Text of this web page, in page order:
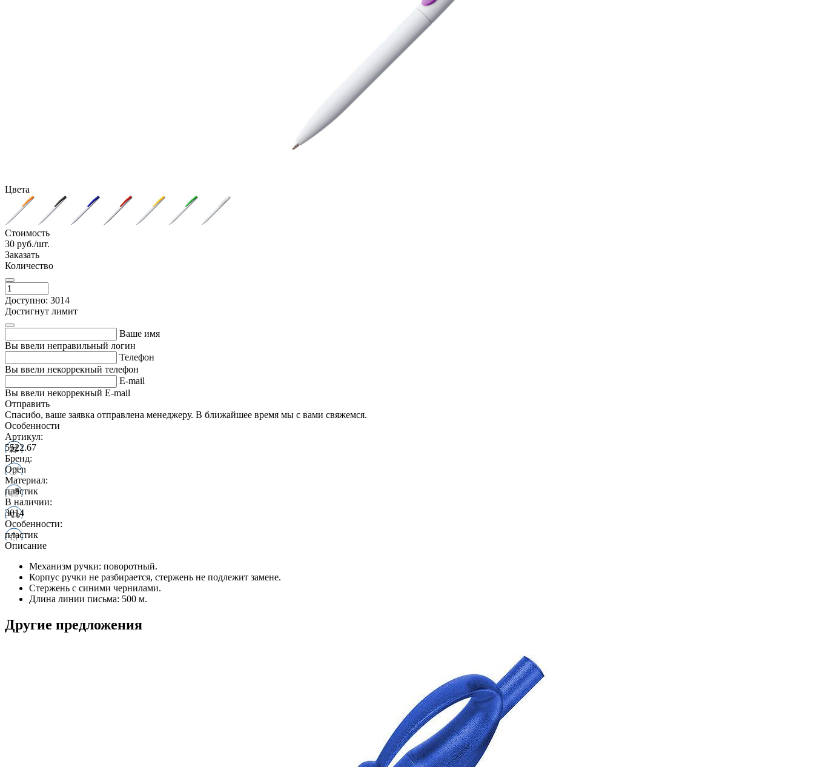
Цвета
Стоимость
30 руб./шт.
Заказать
Количество
Доступно: 3014
Достигнут лимит
Ваше имя
Вы ввели неправильный логин
Телефон
Вы ввели некоррекный телефон
E-mail
Вы ввели некоррекный E-mail
Отправить
Спасибо, ваше заявка отправлена менеджеру. В ближайшее время мы с вами свяжемся.
Особенности
Артикул:
5522.67
Бренд:
Open
Материал:
пластик
В наличии:
3014
Особенности:
пластик
Описание
Механизм ручки: поворотный.
Корпус ручки не разбирается, стержень не подлежит замене.
Стержень с синими чернилами.
Длина линии письма: 500 м.
Другие предложения